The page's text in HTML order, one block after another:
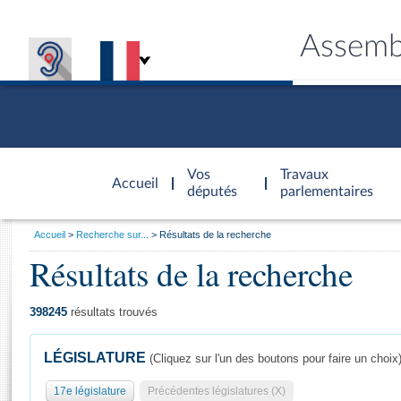
Accueil
d'accueil
Vos
députés
Travaux
parlementaires
Général
Vous
Accueil Recherche sur... Résultats de la recherche
Résultats de la recherche
398245 résultats trouvés
LÉGISLATURE (Cliquez sur l'un des boutons pour faire un choix)
17e législature Précédentes législatures (X)